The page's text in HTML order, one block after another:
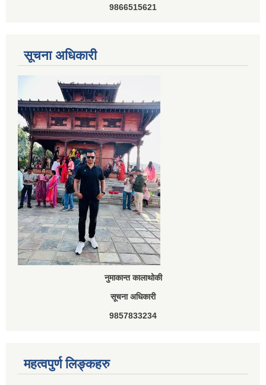
9866515621
सूचना अधिकारी
नुमाकान्त कालाथोकी
सूचना अधिकारी
9857833234
महत्वपुर्ण लिङ्कहरु